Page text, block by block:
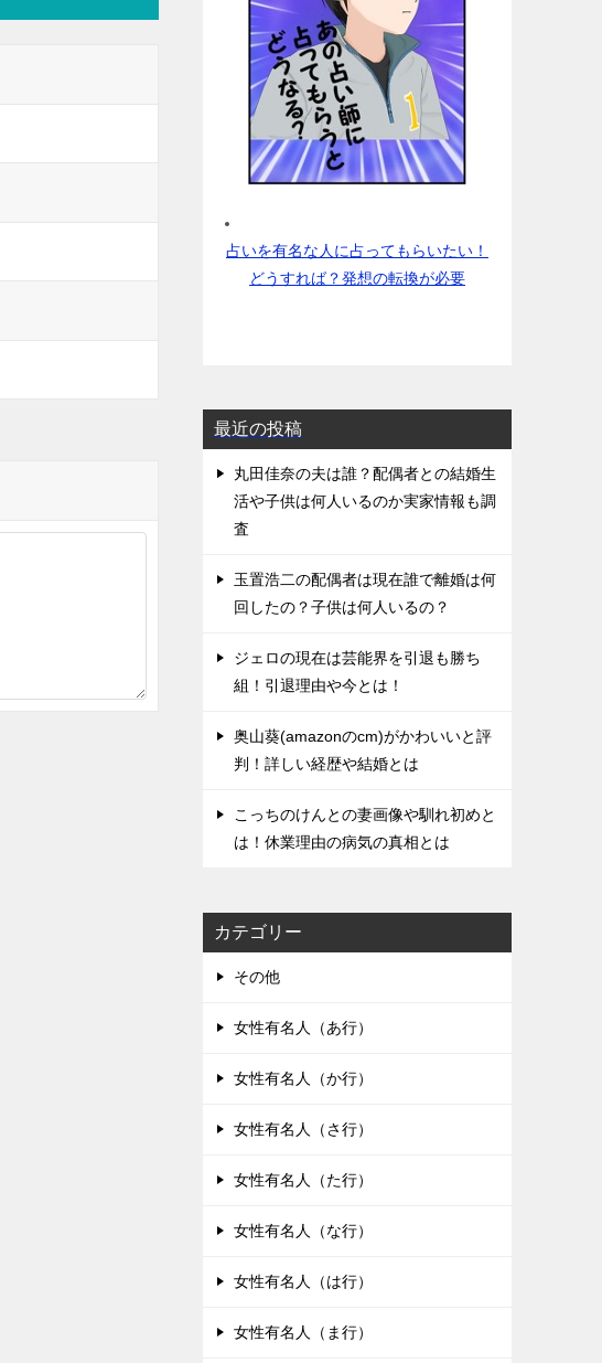
占いを有名な人に占ってもらいたい！
どうすれば？発想の転換が必要
最近の投稿
丸田佳奈の夫は誰？配偶者との結婚生
活や子供は何人いるのか実家情報も調
査
玉置浩二の配偶者は現在誰で離婚は何
回したの？子供は何人いるの？
ジェロの現在は芸能界を引退も勝ち
組！引退理由や今とは！
奥山葵(amazonのcm)がかわいいと評
判！詳しい経歴や結婚とは
こっちのけんとの妻画像や馴れ初めと
は！休業理由の病気の真相とは
カテゴリー
その他
女性有名人（あ行）
女性有名人（か行）
女性有名人（さ行）
女性有名人（た行）
女性有名人（な行）
女性有名人（は行）
女性有名人（ま行）